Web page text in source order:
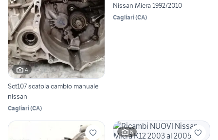
4
Sct107 scatola cambio manuale
nissan
Cagliari(CA)
Nissan Micra 1992/2010
Cagliari(CA)
6